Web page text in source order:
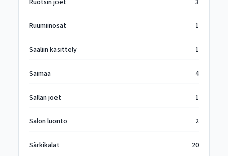
Ruotsin joet 3
Ruumiinosat 1
Saaliin käsittely 1
Saimaa 4
Sallan joet 1
Salon luonto 2
Särkikalat 20